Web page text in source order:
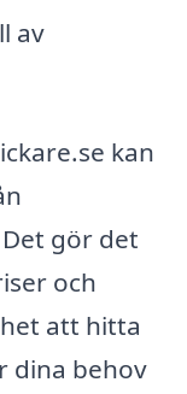
av
kan
gör det
och
att hitta
dina behov